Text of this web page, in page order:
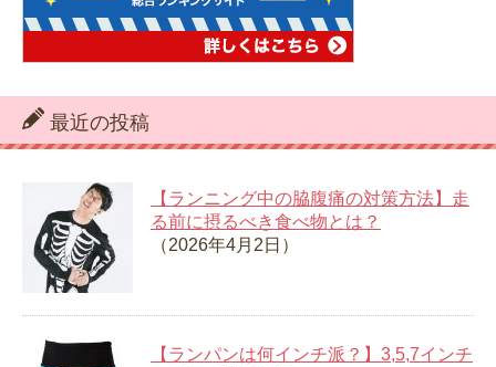
最近の投稿
【ランニング中の脇腹痛の対策方法】走
る前に摂るべき食べ物とは？
（2026年4月2日）
【ランパンは何インチ派？】3,5,7インチ